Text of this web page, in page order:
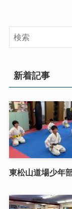
新着記事
東松山道場少年